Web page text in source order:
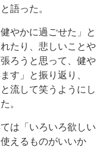
語った。
やかに過ごせた」と
たり、悲しいことや
ろうと思って、健や
す」と振り返り、
流して笑うようにし
。
は「いろいろ欲しい
えるものがいいか